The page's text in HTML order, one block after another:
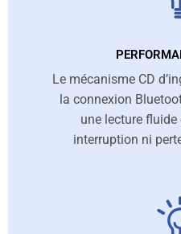
Le mécanisme CD
la connexion
une lecture
interruption ni